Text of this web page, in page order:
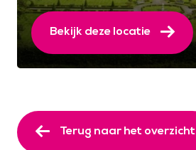
Bekijk deze locatie
Terug naar het overzicht